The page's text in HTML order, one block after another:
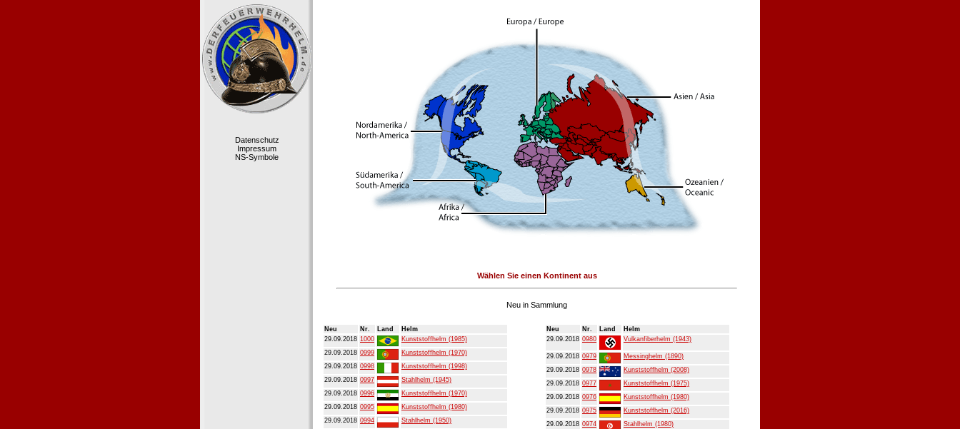
Datenschutz
Impressum
NS-Symbole
Wählen Sie einen Kontinent aus
Neu in Sammlung
Neu Nr. Land
Helm
29.09.2018 1000
Kunststoffhelm (1985)
29.09.2018 0999
Kunststoffhelm (1970)
29.09.2018 0998
Kunststoffhelm (1998)
29.09.2018 0997
Stahlhelm (1945)
29.09.2018 0996
Kunststoffhelm (1970)
29.09.2018 0995
Kunststoffhelm (1980)
29.09.2018 0994
Stahlhelm (1950)
Neu Nr. Land
Helm
29.09.2018 0980 Vulkanfiberhelm (1943)
29.09.2018 0979
Messinghelm (1890)
29.09.2018 0978
Kunststoffhelm (2008)
29.09.2018 0977
Kunststoffhelm (1975)
29.09.2018 0976
Kunststoffhelm (1980)
29.09.2018 0975
Kunststoffhelm (2016)
29.09.2018 0974
Stahlhelm (1980)